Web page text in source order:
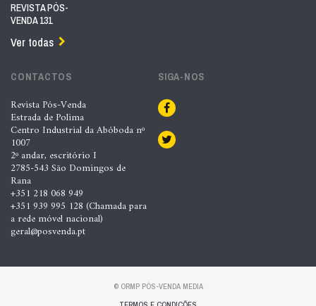
REVISTA PÓS-
VENDA 131
Ver todas
CONTACTOS
Revista Pós-Venda
Estrada de Polima
Centro Industrial da Abóboda nº
1007
2º andar, escritório I
2785-543 São Domingos de
Rana
+351 218 068 949
+351 939 995 128 (Chamada para
a rede móvel nacional)
geral@posvenda.pt
SIGA-NOS
© ORMP PÓS-VENDA MEDIA